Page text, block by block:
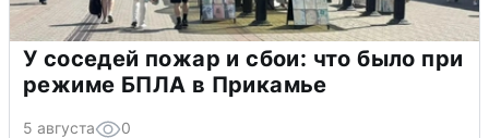
У соседей пожар и сбои: что было при
режиме БПЛА в Прикамье
5 августа 0